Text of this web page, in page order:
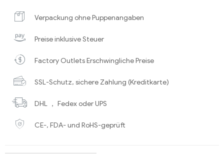
Verpackung ohne Puppenangaben
Preise inklusive Steuer
Factory Outlets Erschwingliche Preise
SSL-Schutz, sichere Zahlung (Kreditkarte)
DHL ， Fedex oder UPS
CE-, FDA- und RoHS-geprüft